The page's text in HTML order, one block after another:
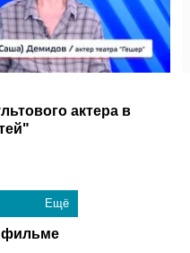
актера в
Ещё
фильме